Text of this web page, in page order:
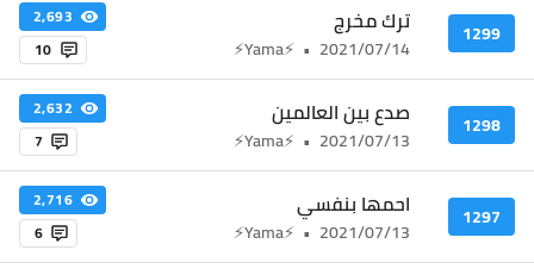
1299 ترك مخرج
2021/07/14
•
⚡Yama⚡
2,693
10
1298 صدع بين العالمين
2021/07/13
•
⚡Yama⚡
2,632
7
1297 احمها بنفسي
2021/07/13
•
⚡Yama⚡
2,716
6